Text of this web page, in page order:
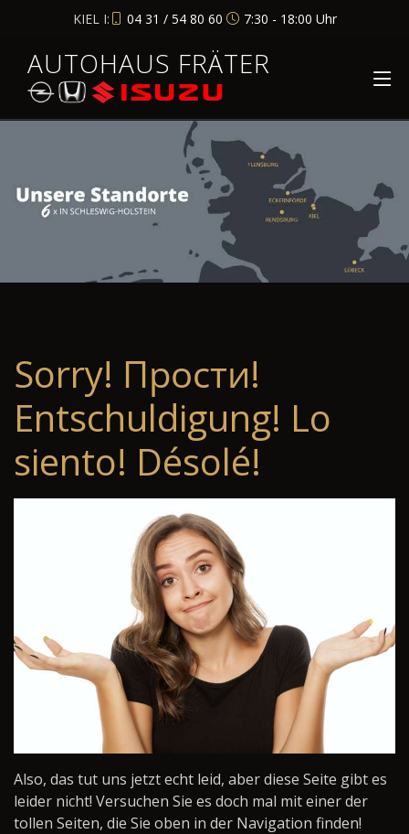
KIEL I: 04 31 / 54 80 60 7:30 - 18:00 Uhr
AUTOHAUS FRÄTER
Sorry! Прости!
Entschuldigung! Lo
siento! Désolé!
Also, das tut uns jetzt echt leid, aber diese Seite gibt es
leider nicht! Versuchen Sie es doch mal mit einer der
tollen Seiten, die Sie oben in der Navigation finden!